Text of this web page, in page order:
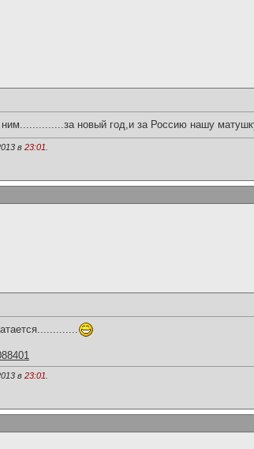
ним..............за новый год,и за Россию нашу
в 23:01
в 23:01